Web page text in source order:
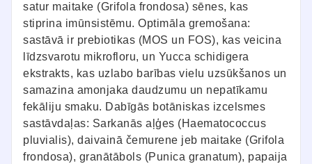
satur maitake (Grifola frondosa) sēnes, kas
stiprina imūnsistēmu. Optimāla gremošana:
sastāvā ir prebiotikas (MOS un FOS), kas veicina
līdzsvarotu mikrofloru, un Yucca schidigera
ekstrakts, kas uzlabo barības vielu uzsūkšanos un
samazina amonjaka daudzumu un nepatīkamu
fekāliju smaku. Dabīgās botāniskas izcelsmes
sastāvdaļas: Sarkanās aļģes (Haematococcus
pluvialis), daivainā čemurene jeb maitake (Grifola
frondosa), granātābols (Punica granatum), papaija